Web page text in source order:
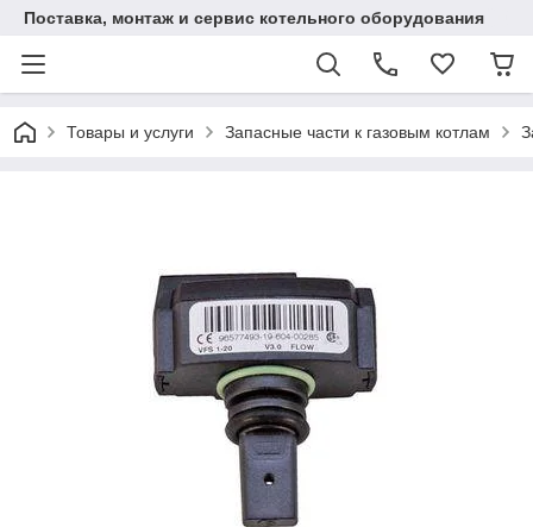
Поставка, монтаж и сервис котельного оборудования
Товары и услуги Запасные части к газовым котлам